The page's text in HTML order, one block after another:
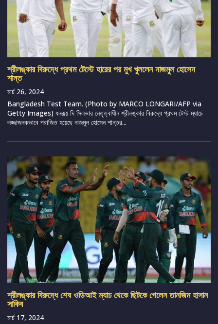
শ্রীলঙ্কার বিরুদ্ধে প্রথম টেস্টে হারের পর মুখ খুললেন নাজমুল হোসেন
শান্ত
মার্চ 26, 2024
Bangladesh Test Team. (Photo by MARCO LONGARI/AFP via
Getty Images) ধনঞ্জয় দি সিলভার নেতৃত্বাধীন শ্রীলঙ্কার বিরুদ্ধে প্রথম টেস্ট ম্যাচে
লজ্জাজনকভাবে পরাজিত হয়েছে নাজমুল হোসেন শান্তর...
শ্রীলঙ্কার বিরুদ্ধে শেষ ওডিআই ম্যাচ থেকে ছিটকে গেলেন তানজিম হাসান
সাকিব
মার্চ 17, 2024